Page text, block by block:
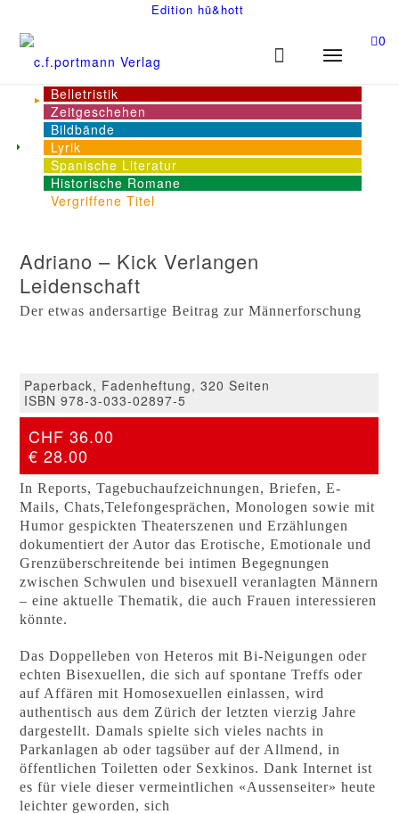
Edition hü&hott
0
Belletristik
Zeitgeschehen
Bildbände
Lyrik
Spanische Literatur
Historische Romane
Vergriffene Titel
Adriano – Kick Verlangen
Leidenschaft
Der etwas andersartige Beitrag zur Männerforschung
Paperback, Fadenheftung, 320 Seiten
ISBN 978-3-033-02897-5
CHF 36.00
€ 28.00
In Reports, Tagebuchaufzeichnungen, Briefen, E-
Mails, Chats,Telefongesprächen, Monologen sowie mit
Humor gespickten Theaterszenen und Erzählungen
dokumentiert der Autor das Erotische, Emotionale und
Grenzüberschreitende bei intimen Begegnungen
zwischen Schwulen und bisexuell veranlagten Männern
– eine aktuelle Thematik, die auch Frauen interessieren
könnte.
Das Doppelleben von Heteros mit Bi-Neigungen oder
echten Bisexuellen, die sich auf spontane Treffs oder
auf Affären mit Homosexuellen einlassen, wird
authentisch aus dem Zürich der letzten vierzig Jahre
dargestellt. Damals spielte sich vieles nachts in
Parkanlagen ab oder tagsüber auf der Allmend, in
öffentlichen Toiletten oder Sexkinos. Dank Internet ist
es für viele dieser vermeintlichen «Aussenseiter» heute
leichter geworden, sich